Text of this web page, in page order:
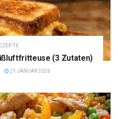
(3 Zutaten)
21 JANUAR 2026